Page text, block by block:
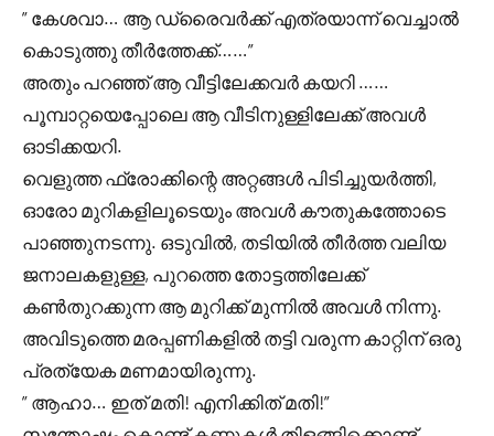
” കേശവാ… ആ ഡ്രൈവർക്ക് എത്രയാന്ന് വെച്ചാൽ
കൊടുത്തു തീർത്തേക്ക്……”
അതും പറഞ്ഞ് ആ വീട്ടിലേക്കവർ കയറി ……
പൂമ്പാറ്റയെപ്പോലെ ആ വീടിനുള്ളിലേക്ക് അവൾ
ഓടിക്കയറി.
വെളുത്ത ഫ്രോക്കിന്റെ അറ്റങ്ങൾ പിടിച്ചുയർത്തി,
ഓരോ മുറികളിലൂടെയും അവൾ കൗതുകത്തോടെ
പാഞ്ഞുനടന്നു. ഒടുവിൽ, തടിയിൽ തീർത്ത വലിയ
ജനാലകളുള്ള, പുറത്തെ തോട്ടത്തിലേക്ക്
കൺതുറക്കുന്ന ആ മുറിക്ക് മുന്നിൽ അവൾ നിന്നു.
അവിടുത്തെ മരപ്പണികളിൽ തട്ടി വരുന്ന കാറ്റിന് ഒരു
പ്രത്യേക മണമായിരുന്നു.
” ആഹാ… ഇത് മതി! എനിക്കിത് മതി!”